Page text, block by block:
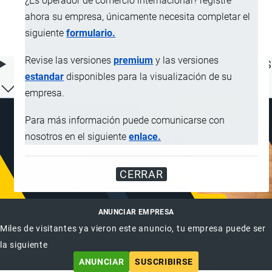
ahora su empresa, únicamente necesita completar el
siguienteformulario.
Revise las versionespremium y las versiones
estandar disponibles para la visualización de su
empresa.
Para más información puede comunicarse con
nosotros en el siguienteenlace.
CERRAR
unida por los extremos, de espesor
superior a 6 mm
ÍNDICE DE CONTENIDOS
ANUNCIAR EMPRESA
Miles de visitantes ya vieron este anuncio, tu empresa puede ser
la siguiente
ANUNCIAR
SUSCRIBIRSE